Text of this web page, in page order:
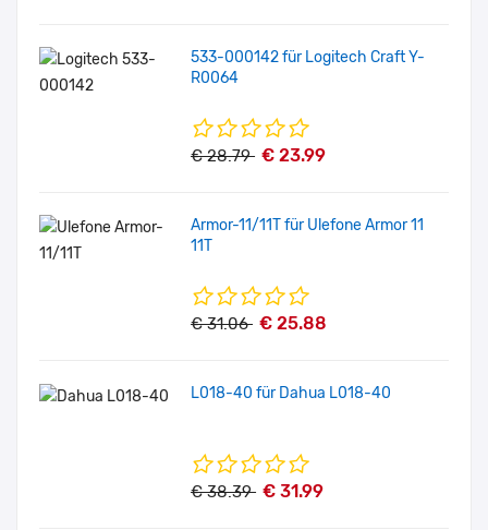
533-000142 für Logitech Craft Y-
R0064
€ 28.79 € 23.99
Armor-11/11T für Ulefone Armor 11
11T
€ 31.06 € 25.88
L018-40 für Dahua L018-40
€ 38.39 € 31.99